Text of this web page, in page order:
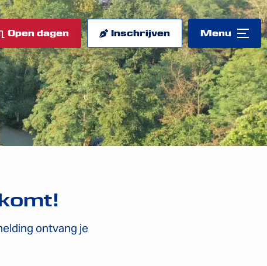
Open dagen Inschrijven Menu
ontvang je